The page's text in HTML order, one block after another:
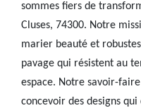
sommes fiers de
Cluses, 74300. Notre
marier beauté et
pavage qui résistent au
espace. Notre savoir-
concevoir des designs